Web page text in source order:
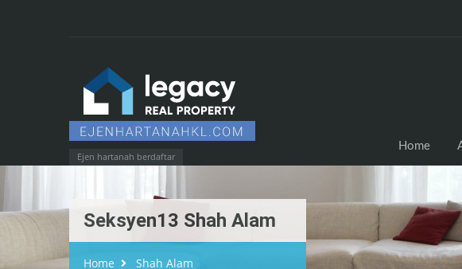
Ejen hartanah berdaftar
Home
Seksyen13 Shah Alam
Home Shah Alam